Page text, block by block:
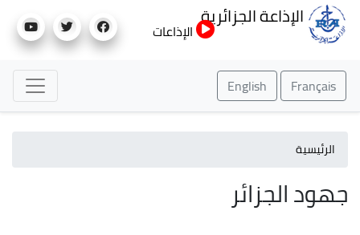
إلى
الإذاعة الجزائرية
الإذاعات
Français
English
الرئيسية
جهود الجزائر